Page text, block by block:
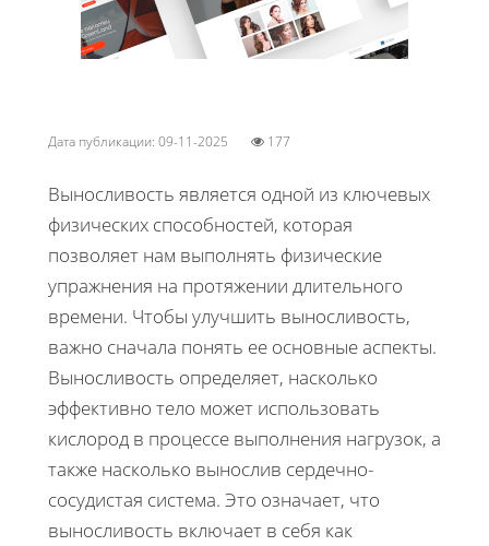
Дата публикации: 09-11-2025 177
Выносливость является одной из ключевых
физических способностей, которая
позволяет нам выполнять физические
упражнения на протяжении длительного
времени. Чтобы улучшить выносливость,
важно сначала понять ее основные аспекты.
Выносливость определяет, насколько
эффективно тело может использовать
кислород в процессе выполнения нагрузок, а
также насколько вынослив сердечно-
сосудистая система. Это означает, что
выносливость включает в себя как